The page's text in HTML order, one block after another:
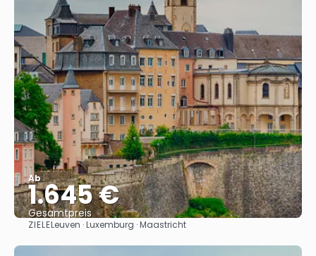
Ab
1.645 €
Gesamtpreis
Sehen
ZIELELeuven · Luxemburg · Maastricht